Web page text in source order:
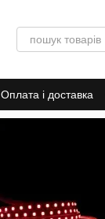
Оплата і доставка